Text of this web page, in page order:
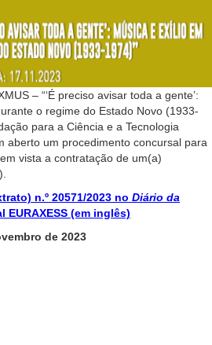
– “‘É preciso avisar toda a gente’:
o regime do Estado Novo (1933-
para a Ciência e a Tecnologia
aberto um procedimento concursal para
vista a contratação de um(a)
n.º 20571/2023 no Diário da
EURAXESS (em inglês)
de 2023